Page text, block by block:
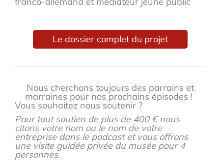
Le dossier complet du projet
Nous cherchons toujours des parrains et
marraines pour nos prochains épisodes !
Vous souhaitez nous soutenir ?
Pour tout soutien de plus de 400 € nous
citons votre nom ou le nom de votre
entreprise dans le podcast et vous offrons
une visite guidée privée du musée pour 4
personnes.